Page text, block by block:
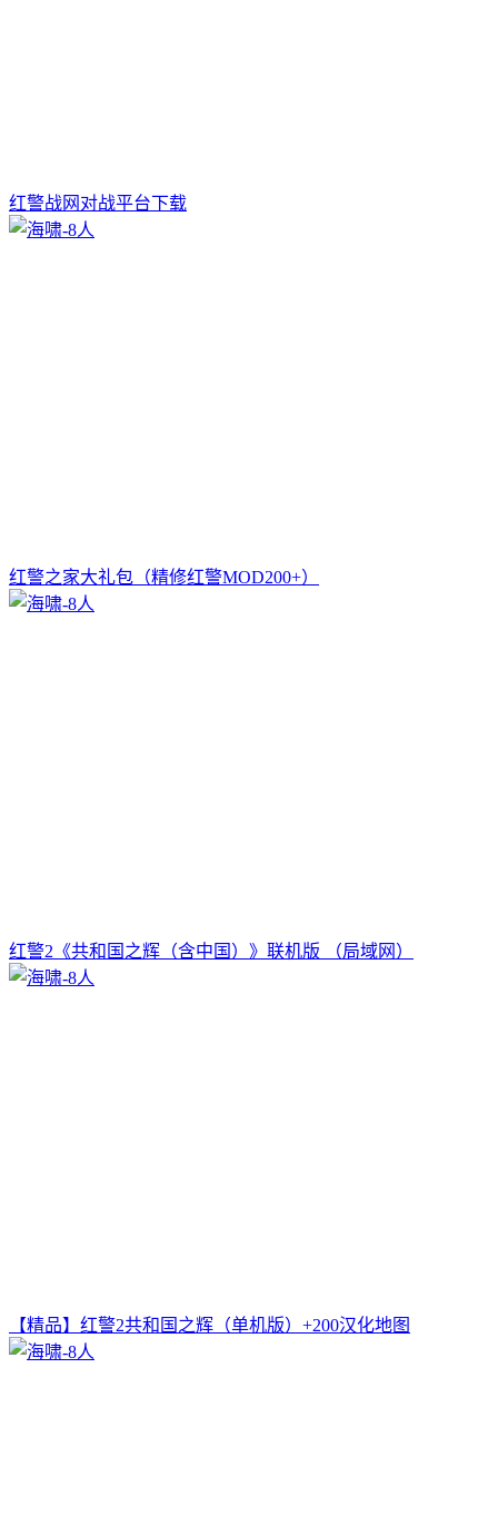
红警战网对战平台下载
红警之家大礼包（精修红警MOD200+）
红警2《共和国之辉（含中国）》联机版 （局域网）
【精品】红警2共和国之辉（单机版）+200汉化地图